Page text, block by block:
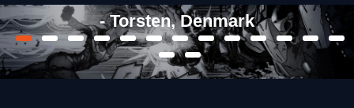
- Torsten, Denmark